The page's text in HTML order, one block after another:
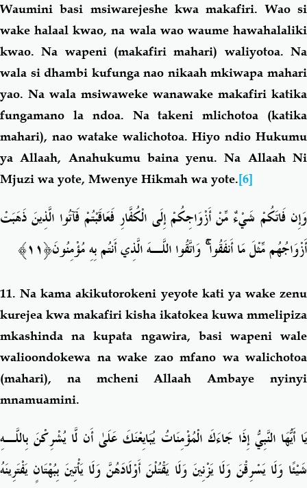
Waumini basi msiwarejeshe kwa makafiri. Wao si
wake halaal kwao, na wala wao waume hawahalaliki
kwao. Na wapeni (makafiri mahari) waliyotoa. Na
wala si dhambi kufunga nao nikaah mkiwapa mahari
yao. Na wala msiwaweke wanawake makafiri katika
fungamano la ndoa. Na takeni mlichotoa (katika
mahari), nao watake walichotoa. Hiyo ndio Hukumu
ya Allaah, Anahukumu baina yenu. Na Allaah Ni
Mjuzi wa yote, Mwenye Hikmah wa yote.[6]
وَإِن فَاتَكُمْ شَيْءٌ مِّنْ أَزْوَاجِكُمْ إِلَى الْكُفَّارِ فَعَاقَبْتُمْ فَآتُوا الَّذِينَ ذَهَبَتْ
أَزْوَاجُهُم مِّثْلَ مَا أَنفَقُواۚوَاتَّقُوا اللَّـهَ الَّذِي أَنتُم بِهِ مُؤْمِنُونَ﴿١١﴾
11.Na kama akikutorokeni yeyote kati ya wake zenu
kurejea kwa makafiri kisha ikatokea kuwa mmelipiza
mkashinda na kupata ngawira, basi wapeni wale
walioondokewa na wake zao mfano wa walichotoa
(mahari), na mcheni Allaah Ambaye nyinyi
mnamuamini.
يَا أَيُّهَا النَّبِيُّ إِذَا جَاءَكَ الْمُؤْمِنَاتُ يُبَايِعْنَكَ عَلَىٰ أَن لَّا يُشْرِكْنَ بِاللَّـهِ
شَيْئًا وَلَا يَسْرِقْنَ وَلَا يَزْنِينَ وَلَا يَقْتُلْنَ أَوْلَادَهُنَّ وَلَا يَأْتِينَ بِبُهْتَانٍ يَفْتَرِينَهُ